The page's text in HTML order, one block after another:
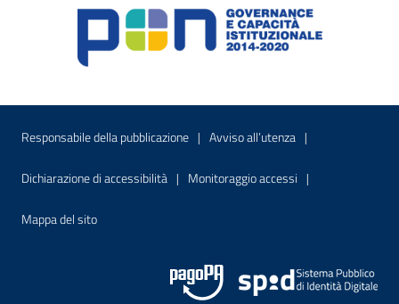
Menu di servizio
Responsabile della pubblicazione Sito interno - Apre in una nuova
Avviso all’utenza Sito interno -
Dichiarazione di accessibilità Sito interno - Apre in una nuova finestra
Monitoraggio accessi Sito interno -
Mappa del sitoSito interno - Apre nella stessa finestra